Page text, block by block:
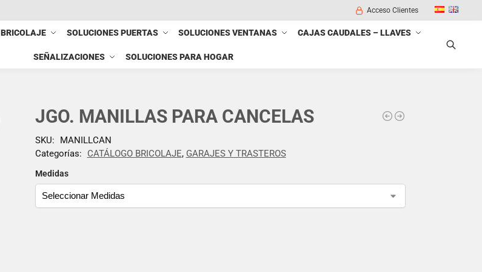
Acceso Clientes
BRICOLAJE SOLUCIONES PUERTAS SOLUCIONES VENTANAS CAJAS CAUDALES – LLAVES
SEÑALIZACIONES SOLUCIONES PARA HOGAR
JGO. MANILLAS PARA CANCELAS
Medidas
SKU:
MANILLCAN
Categorías:
CATÁLOGO BRICOLAJE, GARAJES Y TRASTEROS